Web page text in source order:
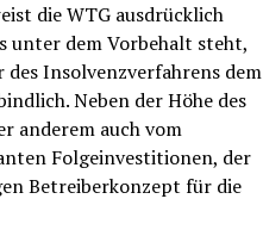
die WTG ausdrücklich
unter dem Vorbehalt steht,
des Insolvenzverfahrens dem
Neben der Höhe des
anderem auch vom
Folgeinvestitionen, der
Betreiberkonzept für die